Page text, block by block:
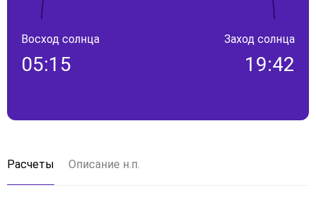
Восход солнца
05:15
Заход солнца
19:42
Расчеты Описание н.п.